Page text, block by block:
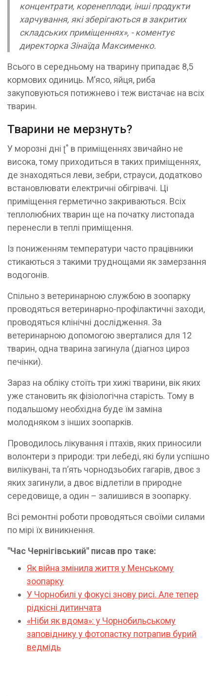
концентрати, коренеплоди, інші продукти
харчування, які зберігаються в закритих
складських приміщеннях», - коментує
директорка Зінаїда Максименко.
​Всього в середньому на тварину припадає 8,5
кормових одиниць. М’ясо, яйця, риба
закуповуються потижнево і теж вистачає на всіх
тварин.
Тварини не мерзнуть?
​У морозні дні ʈ˚ в приміщеннях звичайно не
висока, тому приходиться в таких приміщеннях,
де знаходяться леви, зебри, страуси, додатково
встановлювати електричні обігрівачі. Ці
приміщення герметично закриваються. Всіх
теплолюбних тварин ще на початку листопада
перенесли в теплі приміщення.
​Із пониженням температури часто працівники
стикаються з такими труднощами як замерзання
водогонів.
​Спільно з ветеринарною службою в зоопарку
проводяться ветеринарно-профілактичні заходи,
проводяться клінічні дослідження. За
ветеринарною допомогою зверталися для 12
тварин, одна тварина загинула (діагноз цироз
печінки).
Зараз на обліку стоїть три хижі тварини, вік яких
уже становить як фізіологічна старість. Тому в
подальшому необхідна буде їм заміна
молодняком з інших зоопарків.
Проводилось лікування і птахів, яких приносили
волонтери з природи: три лебеді, які були успішно
вилікувані, та п’ять чорнодзьобих гагарів, двоє з
яких загинули, а двоє відлетіли в природне
середовище, а один – залишився в зоопарку.
Всі ремонтні роботи проводяться своїми силами
по мірі їх виникнення.
"Час Чернігівський" писав про таке:
Як війна змінила життя у Менському
зоопарку
У Чорнобилі у фокусі знову рисі. Але тепер
рідкісні дитинчата
«Ніби як вдома»: у Чорнобильському
заповіднику у фотопастку потрапив бурий
ведмідь